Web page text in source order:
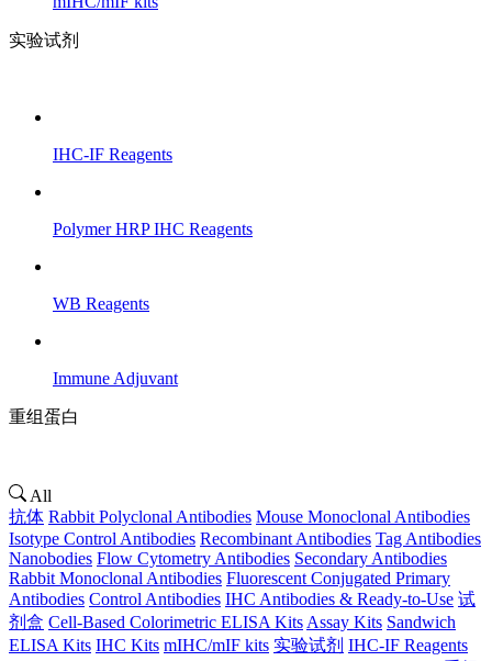
实验试剂
IHC-IF Reagents
Polymer HRP IHC Reagents
WB Reagents
Immune Adjuvant
重组蛋白
All
抗体 Rabbit Polyclonal Antibodies Mouse Monoclonal Antibodies
Isotype Control Antibodies Recombinant Antibodies Tag Antibodies
Nanobodies Flow Cytometry Antibodies Secondary Antibodies
Rabbit Monoclonal Antibodies Fluorescent Conjugated Primary
Antibodies Control Antibodies IHC Antibodies & Ready-to-Use 试
剂盒 Cell-Based Colorimetric ELISA Kits Assay Kits Sandwich
ELISA Kits IHC Kits mIHC/mIF kits 实验试剂 IHC-IF Reagents